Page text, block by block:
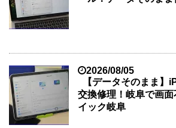
2026/08/05
【データそのまま】
交換修理！岐阜で画
イック岐阜